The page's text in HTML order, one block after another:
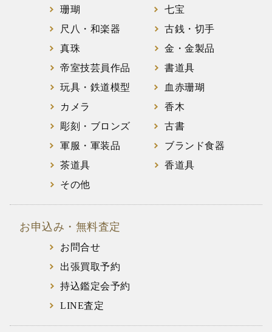
珊瑚
七宝
尺八・和楽器
古銭・切手
真珠
金・金製品
帝室技芸員作品
書道具
玩具・鉄道模型
血赤珊瑚
カメラ
香木
彫刻・ブロンズ
古書
軍服・軍装品
ブランド食器
茶道具
香道具
その他
お申込み・無料査定
お問合せ
出張買取予約
持込鑑定会予約
LINE査定